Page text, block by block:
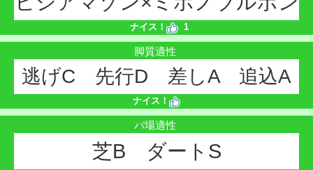
ナイス！ 1
脚質適性
逃げC 先行D 差しA 追込A
ナイス！
バ場適性
芝B ダートS